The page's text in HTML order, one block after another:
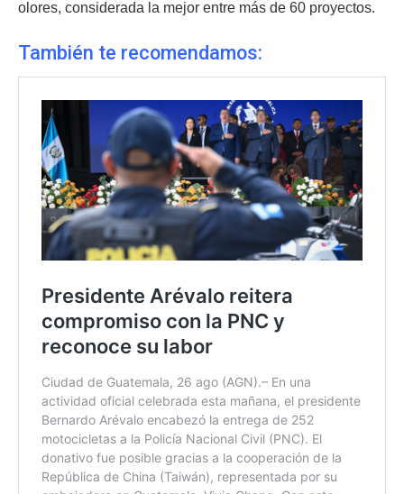
olores, considerada la mejor entre más de 60 proyectos.
También te recomendamos: